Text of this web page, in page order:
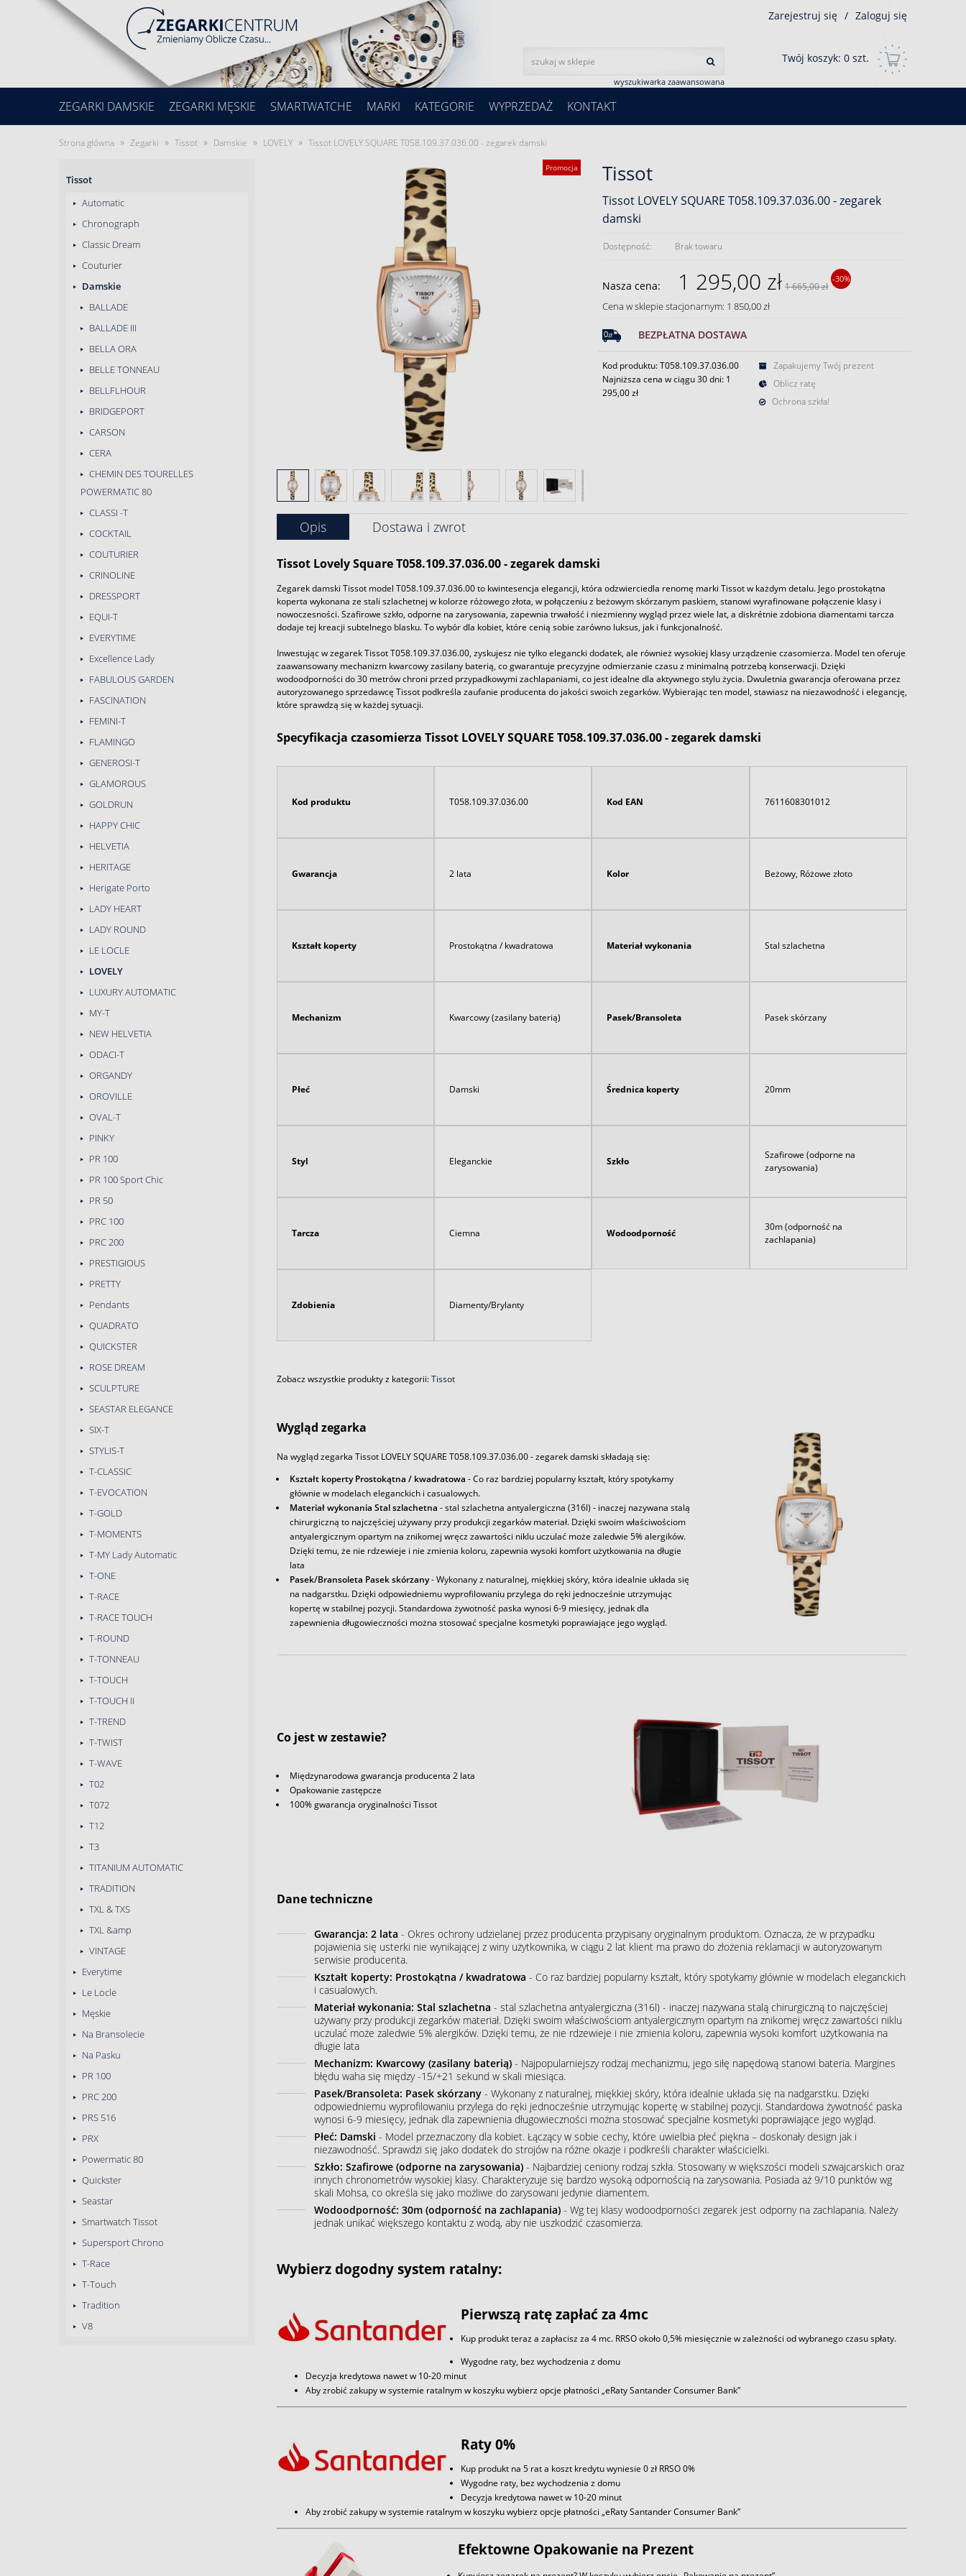
wyszukiwarka zaawansowana
Zarejestruj się / Zaloguj się
Twój koszyk: 0 szt.
ZEGARKI DAMSKIE ZEGARKI MĘSKIE SMARTWATCHE MARKI KATEGORIE WYPRZEDAŻ KONTAKT
Strona główna » Zegarki » Tissot » Damskie » LOVELY » Tissot LOVELY SQUARE T058.109.37.036.00 - zegarek damski
Tissot
Automatic
Chronograph
Classic Dream
Couturier
Damskie
BALLADE
BALLADE III
BELLA ORA
BELLE TONNEAU
BELLFLHOUR
BRIDGEPORT
CARSON
CERA
CHEMIN DES TOURELLES
POWERMATIC 80
CLASSI -T
COCKTAIL
COUTURIER
CRINOLINE
DRESSPORT
EQUI-T
EVERYTIME
Excellence Lady
FABULOUS GARDEN
FASCINATION
FEMINI-T
FLAMINGO
GENEROSI-T
GLAMOROUS
GOLDRUN
HAPPY CHIC
HELVETIA
HERITAGE
Herigate Porto
LADY HEART
LADY ROUND
LE LOCLE
LOVELY
LUXURY AUTOMATIC
MY-T
NEW HELVETIA
ODACI-T
ORGANDY
OROVILLE
OVAL-T
PINKY
PR 100
PR 100 Sport Chic
PR 50
PRC 100
PRC 200
PRESTIGIOUS
PRETTY
Pendants
QUADRATO
QUICKSTER
ROSE DREAM
SCULPTURE
SEASTAR ELEGANCE
SIX-T
STYLIS-T
T-CLASSIC
T-EVOCATION
T-GOLD
T-MOMENTS
T-MY Lady Automatic
T-ONE
T-RACE
T-RACE TOUCH
T-ROUND
T-TONNEAU
T-TOUCH
T-TOUCH II
T-TREND
T-TWIST
T-WAVE
T02
T072
T12
T3
TITANIUM AUTOMATIC
TRADITION
TXL & TXS
TXL &amp
VINTAGE
Everytime
Le Locle
Męskie
Na Bransolecie
Na Pasku
PR 100
PRC 200
PRS 516
PRX
Powermatic 80
Quickster
Seastar
Smartwatch Tissot
Supersport Chrono
T-Race
T-Touch
Tradition
V8
Promocja Tissot
Tissot LOVELY SQUARE T058.109.37.036.00 - zegarek
damski
Dostępność: Brak towaru
Nasza cena: 1 295,00 zł 1 665,00 zł
-30%
Cena w sklepie stacjonarnym: 1 850,00 zł
BEZPŁATNA DOSTAWA
Kod produktu: T058.109.37.036.00
Najniższa cena w ciągu 30 dni: 1
295,00 zł
Zapakujemy Twój prezent
Oblicz ratę
Ochrona szkła!
Opis Dostawa i zwrot
Tissot Lovely Square T058.109.37.036.00 - zegarek damski
Zegarek damski Tissot model T058.109.37.036.00 to kwintesencja elegancji, która odzwierciedla renomę marki Tissot w każdym detalu. Jego prostokątna
koperta wykonana ze stali szlachetnej w kolorze różowego złota, w połączeniu z beżowym skórzanym paskiem, stanowi wyrafinowane połączenie klasy i
nowoczesności. Szafirowe szkło, odporne na zarysowania, zapewnia trwałość i niezmienny wygląd przez wiele lat, a diskrétnie zdobiona diamentami tarcza
dodaje tej kreacji subtelnego blasku. To wybór dla kobiet, które cenią sobie zarówno luksus, jak i funkcjonalność.
Inwestując w zegarek Tissot T058.109.37.036.00, zyskujesz nie tylko elegancki dodatek, ale również wysokiej klasy urządzenie czasomierza. Model ten oferuje
zaawansowany mechanizm kwarcowy zasilany baterią, co gwarantuje precyzyjne odmierzanie czasu z minimalną potrzebą konserwacji. Dzięki
wodoodporności do 30 metrów chroni przed przypadkowymi zachlapaniami, co jest idealne dla aktywnego stylu życia. Dwuletnia gwarancja oferowana przez
autoryzowanego sprzedawcę Tissot podkreśla zaufanie producenta do jakości swoich zegarków. Wybierając ten model, stawiasz na niezawodność i elegancję,
które sprawdzą się w każdej sytuacji.
Specyfikacja czasomierza Tissot LOVELY SQUARE T058.109.37.036.00 - zegarek damski
Kod produktu T058.109.37.036.00 Kod EAN 7611608301012
Gwarancja 2 lata Kolor Beżowy, Różowe złoto
Kształt koperty Prostokątna / kwadratowa Materiał wykonania Stal szlachetna
Mechanizm Kwarcowy (zasilany baterią) Pasek/Bransoleta Pasek skórzany
Płeć Damski Średnica koperty 20mm
Styl Eleganckie Szkło
Szafirowe (odporne na
zarysowania)
Tarcza Ciemna Wodoodporność
30m (odporność na
zachlapania)
Zdobienia Diamenty/Brylanty
Zobacz wszystkie produkty z kategorii:Tissot
Wygląd zegarka
Na wygląd zegarka Tissot LOVELY SQUARE T058.109.37.036.00 - zegarek damski składają się:
Kształt koperty Prostokątna / kwadratowa - Co raz bardziej popularny kształt, który spotykamy
głównie w modelach eleganckich i casualowych.
Materiał wykonania Stal szlachetna - stal szlachetna antyalergiczna (316l) - inaczej nazywana stalą
chirurgiczną to najczęściej używany przy produkcji zegarków materiał. Dzięki swoim właściwościom
antyalergicznym opartym na znikomej wręcz zawartości niklu uczulać może zaledwie 5% alergików.
Dzięki temu, że nie rdzewieje i nie zmienia koloru, zapewnia wysoki komfort użytkowania na długie
lata
Pasek/Bransoleta Pasek skórzany- Wykonany z naturalnej, miękkiej skóry, która idealnie układa się
na nadgarstku. Dzięki odpowiedniemu wyprofilowaniu przylega do ręki jednocześnie utrzymując
kopertę w stabilnej pozycji. Standardowa żywotność paska wynosi 6-9 miesięcy, jednak dla
zapewnienia długowieczności można stosować specjalne kosmetyki poprawiające jego wygląd.
Co jest w zestawie?
Międzynarodowa gwarancja producenta 2 lata
Opakowanie zastępcze
100% gwarancja oryginalności Tissot
Dane techniczne
Gwarancja: 2 lata - Okres ochrony udzielanej przez producenta przypisany oryginalnym produktom. Oznacza, że w przypadku
pojawienia się usterki nie wynikającej z winy użytkownika, w ciągu 2 lat klient ma prawo do złożenia reklamacji w autoryzowanym
serwisie producenta.
Kształt koperty: Prostokątna / kwadratowa - Co raz bardziej popularny kształt, który spotykamy głównie w modelach eleganckich
i casualowych.
Materiał wykonania: Stal szlachetna - stal szlachetna antyalergiczna (316l) - inaczej nazywana stalą chirurgiczną to najczęściej
używany przy produkcji zegarków materiał. Dzięki swoim właściwościom antyalergicznym opartym na znikomej wręcz zawartości niklu
uczulać może zaledwie 5% alergików. Dzięki temu, że nie rdzewieje i nie zmienia koloru, zapewnia wysoki komfort użytkowania na
długie lata
Mechanizm: Kwarcowy (zasilany baterią)- Najpopularniejszy rodzaj mechanizmu, jego siłę napędową stanowi bateria. Margines
błędu waha się między -15/+21 sekund w skali miesiąca.
Pasek/Bransoleta: Pasek skórzany- Wykonany z naturalnej, miękkiej skóry, która idealnie układa się na nadgarstku. Dzięki
odpowiedniemu wyprofilowaniu przylega do ręki jednocześnie utrzymując kopertę w stabilnej pozycji. Standardowa żywotność paska
wynosi 6-9 miesięcy, jednak dla zapewnienia długowieczności można stosować specjalne kosmetyki poprawiające jego wygląd.
Płeć: Damski - Model przeznaczony dla kobiet. Łączący w sobie cechy, które uwielbia płeć piękna – doskonały design jak i
niezawodność. Sprawdzi się jako dodatek do strojów na różne okazje i podkreśli charakter właścicielki.
Szkło: Szafirowe (odporne na zarysowania)- Najbardziej ceniony rodzaj szkła. Stosowany w większości modeli szwajcarskich oraz
innych chronometrów wysokiej klasy. Charakteryzuje się bardzo wysoką odpornością na zarysowania. Posiada aż 9/10 punktów wg
skali Mohsa, co określa się jako możliwe do zarysowani jedynie diamentem.
Wodoodporność: 30m (odporność na zachlapania)- Wg tej klasy wodoodporności zegarek jest odporny na zachlapania. Należy
jednak unikać większego kontaktu z wodą, aby nie uszkodzić czasomierza.
Wybierz dogodny system ratalny:
Pierwszą ratę zapłać za 4mc
Kup produkt teraz a zapłacisz za 4 mc. RRSO około 0,5% miesięcznie w zależności od wybranego czasu spłaty.
Wygodne raty, bez wychodzenia z domu
Decyzja kredytowa nawet w 10-20 minut
Aby zrobić zakupy w systemie ratalnym w koszyku wybierz opcje płatności „eRaty Santander Consumer Bank”
Raty 0%
Kup produkt na 5 rat a koszt kredytu wyniesie 0 zł RRSO 0%
Wygodne raty, bez wychodzenia z domu
Decyzja kredytowa nawet w 10-20 minut
Aby zrobić zakupy w systemie ratalnym w koszyku wybierz opcje płatności „eRaty Santander Consumer Bank”
Efektowne Opakowanie na Prezent